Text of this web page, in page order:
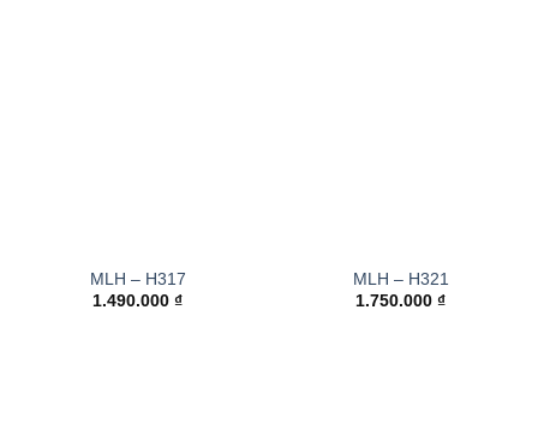
MLH – H317
1.490.000 ₫
MLH – H321
1.750.000 ₫